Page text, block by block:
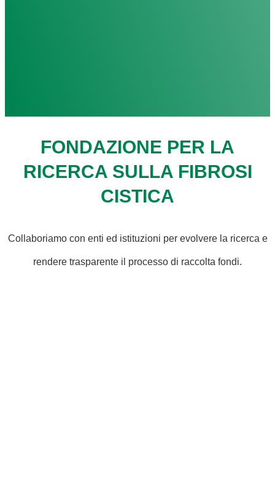
FONDAZIONE PER LA
RICERCA SULLA FIBROSI
CISTICA
Collaboriamo con enti ed istituzioni per evolvere la ricerca e
rendere trasparente il processo di raccolta fondi.